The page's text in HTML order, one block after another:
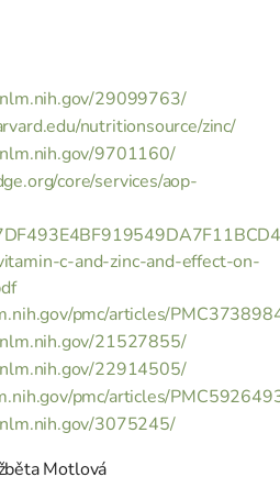
29099763/
nutritionsource/zinc/
9701160/
core/services/aop-
c-and-zinc-and-effect-on-
pmc/articles/
21527855/
22914505/
pmc/articles/
3075245/
Motlová